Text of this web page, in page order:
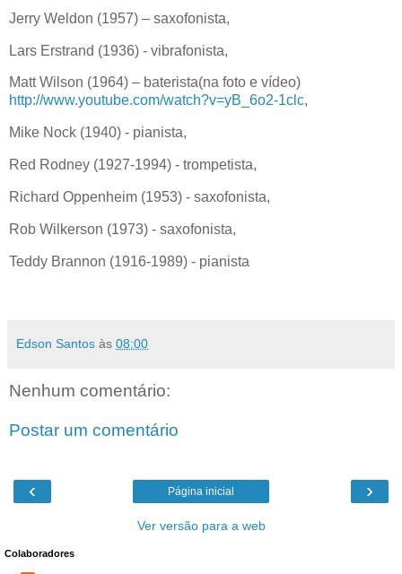
Jerry Weldon (1957) – saxofonista,
Lars Erstrand (1936) - vibrafonista,
Matt Wilson (1964) – baterista(na foto e vídeo)
http://www.youtube.com/watch?v=yB_6o2-1clc,
Mike Nock (1940) - pianista,
Red Rodney (1927-1994) - trompetista,
Richard Oppenheim (1953) - saxofonista,
Rob Wilkerson (1973) - saxofonista,
Teddy Brannon (1916-1989) - pianista
Edson Santos às 08:00
Nenhum comentário:
Postar um comentário
‹ ›
Página inicial
Ver versão para a web
Colaboradores